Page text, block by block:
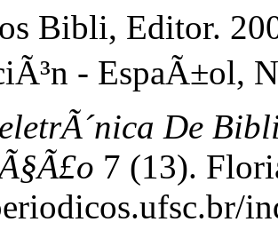
Bibli, Editor.
- EspaÃ±ol,
De
7 (13).